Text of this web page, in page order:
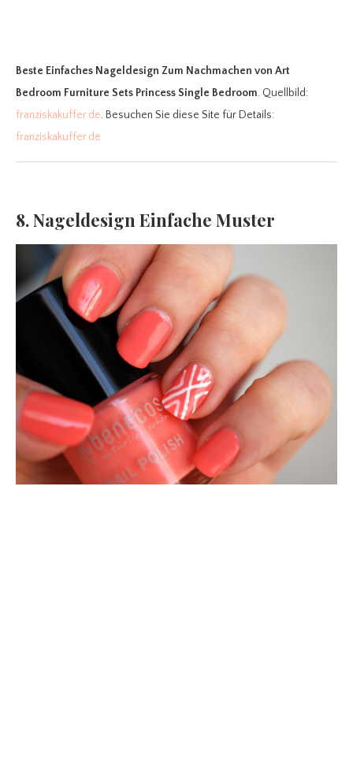
Beste Einfaches Nageldesign Zum Nachmachen von Art
Bedroom Furniture Sets Princess Single Bedroom. Quellbild:
franziskakuffer.de. Besuchen Sie diese Site für Details:
franziskakuffer.de
8. Nageldesign Einfache Muster